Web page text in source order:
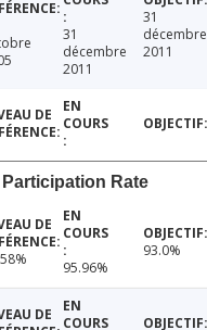
31
décembre
2011
31
décembre
2011
Rate
95.96%
93.0%